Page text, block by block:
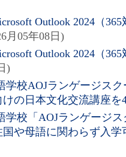
Outlook 2024（
月05年08日)
Outlook 2024（
)
学校AOJランゲージス
の日本文化交流講座を
学校「AOJランゲージ
や母語に関わらず入